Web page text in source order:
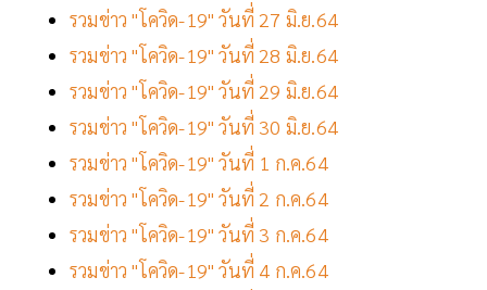
รวมข่าว "โควิด-19" วันที่ 27 มิ.ย.64
รวมข่าว "โควิด-19" วันที่ 28 มิ.ย.64
รวมข่าว "โควิด-19" วันที่ 29 มิ.ย.64
รวมข่าว "โควิด-19" วันที่ 30 มิ.ย.64
รวมข่าว "โควิด-19" วันที่ 1 ก.ค.64
รวมข่าว "โควิด-19" วันที่ 2 ก.ค.64
รวมข่าว "โควิด-19" วันที่ 3 ก.ค.64
รวมข่าว "โควิด-19" วันที่ 4 ก.ค.64